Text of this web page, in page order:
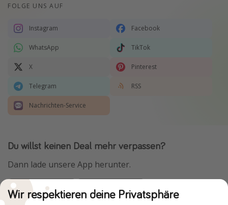
FOLGE UNS AUF
Instagram Facebook
WhatsApp TikTok
X Pinterest
Telegram RSS
Nachrichten-Service
Du willst keinen Deal mehr verpassen?
Dann lade unsere App herunter.
Wir respektieren deine Privatsphäre